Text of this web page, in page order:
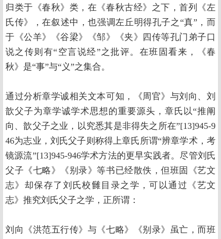
归类于《春秋》类，在《春秋古经》之下，首列《左
氏传》，在叙述中，也强调左丘明得孔子之“真”，而
于《公羊》《谷梁》《邹》《夹》四传等孔门弟子口
说之传则有“空言说经”之批评。在班固看来，《春
秋》是“事”与“义”之集合。
通过分析章学诚相关文本可知，《周官》与刘向、刘
歆父子为章学诚学术思想的重要源头，章氏以“推阐
向、歆父子之业，以究悉其是非得失之所在”[13]945-9
46为志业，刘氏父子则称得上章氏所谓“辨章学术，考
镜源流”[13]945-946学术方法的更早实践者。尽管刘氏
父子《七略》《别录》等书已经散佚，但班固《艺文
志》却保存了刘氏校雠目录之学，可以通过《艺文
志》推究刘氏父子之学，正所谓：
刘向《洪范五行传》与《七略》《别录》虽亡，而班